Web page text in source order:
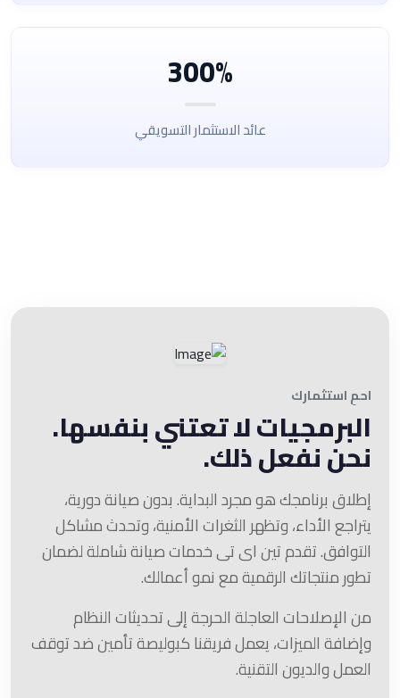
300%
عائد الاستثمار التسويقي
احمِ استثمارك
البرمجيات لا تعتني بنفسها.
نحن نفعل ذلك.
إطلاق برنامجك هو مجرد البداية. بدون صيانة دورية،
يتراجع الأداء، وتظهر الثغرات الأمنية، وتحدث مشاكل
التوافق. تقدم تين اى تى خدمات صيانة شاملة لضمان
تطور منتجاتك الرقمية مع نمو أعمالك.
من الإصلاحات العاجلة الحرجة إلى تحديثات النظام
وإضافة الميزات، يعمل فريقنا كبوليصة تأمين ضد توقف
العمل والديون التقنية.